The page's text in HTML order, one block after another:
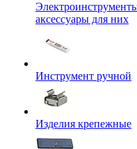
аксессуары для них
Инструмент ручной
Изделия крепежные